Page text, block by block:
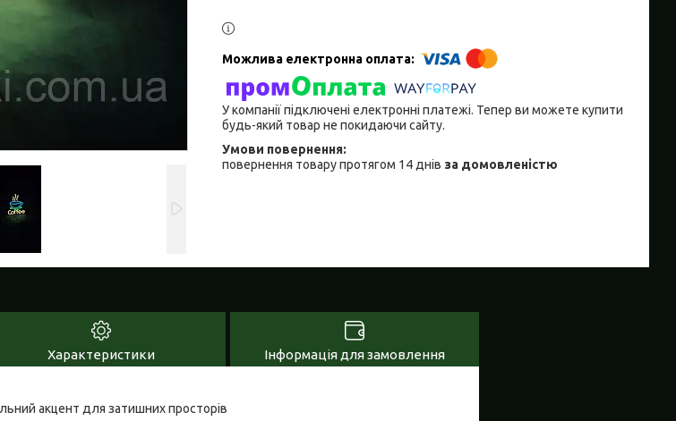
У компанії підключені електронні платежі. Тепер ви можете купити
будь-який товар не покидаючи сайту.
повернення товару протягом 14 днів за домовленістю
Характеристики Інформація для замовлення
акцент для затишних просторів